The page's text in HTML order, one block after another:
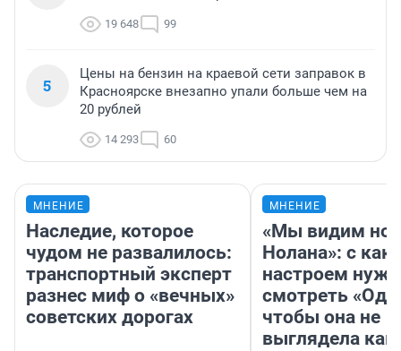
19 648 99
5
Цены на бензин на краевой сети заправок в
Красноярске внезапно упали больше чем на
20 рублей
14 293 60
МНЕНИЕ
Наследие, которое
чудом не развалилось:
транспортный эксперт
разнес миф о «вечных»
советских дорогах
МНЕНИЕ
«Мы видим
Нолана»: с
настроем
смотреть
чтобы она не
выглядела как